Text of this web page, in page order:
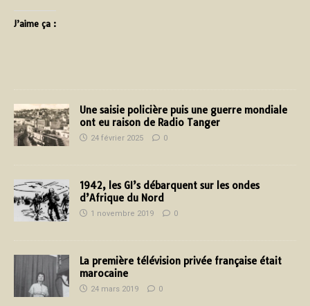
J’aime ça :
Une saisie policière puis une guerre mondiale
ont eu raison de Radio Tanger
24 février 2025 0
1942, les GI’s débarquent sur les ondes
d’Afrique du Nord
1 novembre 2019 0
La première télévision privée française était
marocaine
24 mars 2019 0